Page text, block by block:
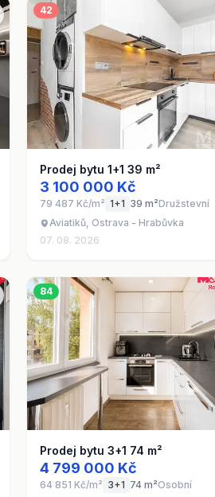
42
Prodej bytu 1+1 39 m²
3 100 000 Kč
79 487 Kč/m² 1+1 39 m²Družstevní
Aviatiků, Ostrava - Hrabůvka
07. 08. 2026
84
Prodej bytu 3+1 74 m²
4 799 000 Kč
64 851 Kč/m² 3+1 74 m²Osobní